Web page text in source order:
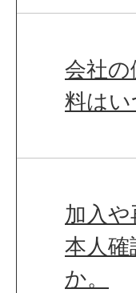
会社
料は
加入
本人
か。